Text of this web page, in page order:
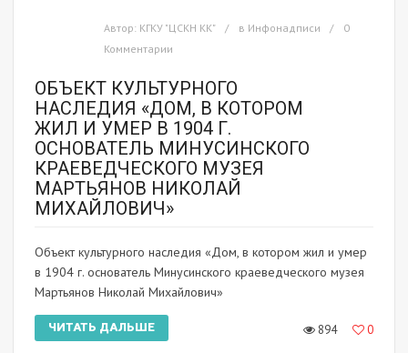
Автор: КГКУ "ЦСКН КК" в Инфонадписи
0
Комментарии
ОБЪЕКТ КУЛЬТУРНОГО
НАСЛЕДИЯ «ДОМ, В КОТОРОМ
ЖИЛ И УМЕР В 1904 Г.
ОСНОВАТЕЛЬ МИНУСИНСКОГО
КРАЕВЕДЧЕСКОГО МУЗЕЯ
МАРТЬЯНОВ НИКОЛАЙ
МИХАЙЛОВИЧ»
Объект культурного наследия «Дом, в котором жил и умер
в 1904 г. основатель Минусинского краеведческого музея
Мартьянов Николай Михайлович»
ЧИТАТЬ ДАЛЬШЕ 894 0